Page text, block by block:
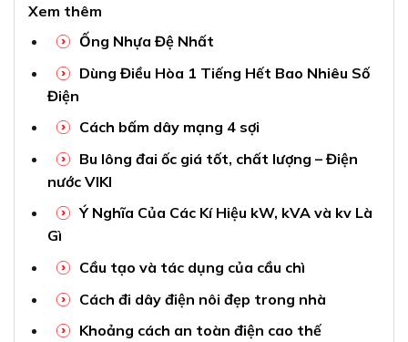
Xem thêm
Ống Nhựa Đệ Nhất
Dùng Điều Hòa 1 Tiếng Hết Bao Nhiêu Số
Điện
Cách bấm dây mạng 4 sợi
Bu lông đai ốc giá tốt, chất lượng – Điện
nước VIKI
Ý Nghĩa Của Các Kí Hiệu kW, kVA và kv Là
Gì
Cầu tạo và tác dụng của cầu chì
Cách đi dây điện nôi đẹp trong nhà
Khoảng cách an toàn điện cao thế